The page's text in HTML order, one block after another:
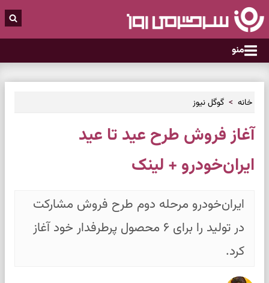
منو
خانه گوگل نیوز
آغاز فروش طرح عید تا عید
ایران‌خودرو + لینک
ایران‌خودرو مرحله دوم طرح فروش مشارکت
در تولید را برای ۶ محصول پرطرفدار خود آغاز
کرد.